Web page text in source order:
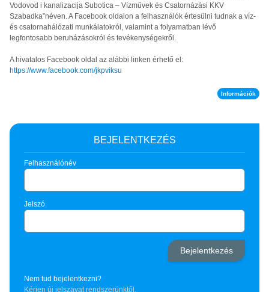
Vodovod i kanalizacija Subotica – Vízművek és Csatornázási KKV
Szabadka”néven. A Facebook oldalon a felhasználók értesülni tudnak a víz-
és csatornahálózati munkálatokról, valamint a folyamatban lévő
legfontosabb beruházásokról és tevékenységekről.
A hivatalos Facebook oldal az alábbi linken érhető el:
https://www.facebook.com/jkpviksu
Információk
BEJELENTKEZÉS
Felhasználónév
Jelszó
Nem tud bejelentkezni?
Kérjen új jelszavat rendszerünktől.